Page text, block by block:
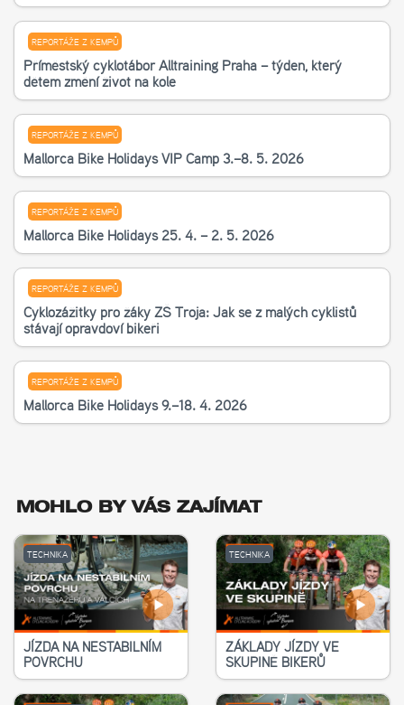
REPORTÁŽE Z KEMPŮ
Příměstský cyklotábor Alltraining Praha – týden, který
dětem změní život na kole
REPORTÁŽE Z KEMPŮ
Mallorca Bike Holidays VIP Camp 3.–8. 5. 2026
REPORTÁŽE Z KEMPŮ
Mallorca Bike Holidays 25. 4. – 2. 5. 2026
REPORTÁŽE Z KEMPŮ
Cyklozážitky pro žáky ZŠ Troja: Jak se z malých cyklistů
stávají opravdoví bikeři
REPORTÁŽE Z KEMPŮ
Mallorca Bike Holidays 9.–18. 4. 2026
MOHLO BY VÁS ZAJÍMAT
TECHNIKA
JÍZDA NA NESTABILNÍM
POVRCHU
TECHNIKA
ZÁKLADY JÍZDY VE
SKUPINĚ BIKERŮ